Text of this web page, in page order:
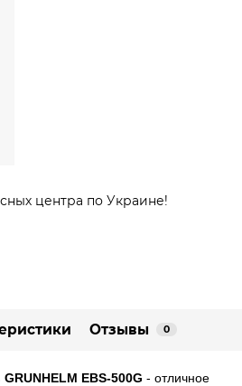
центра по Украине!
Отзывы 0
EBS-500G - отличное